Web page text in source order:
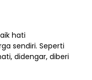
hati
sendiri. Seperti
didengar, diberi